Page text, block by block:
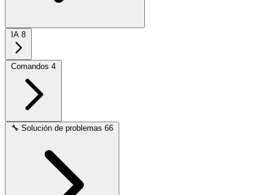
IA 8
Comandos 4
🔧 Solución de problemas 66